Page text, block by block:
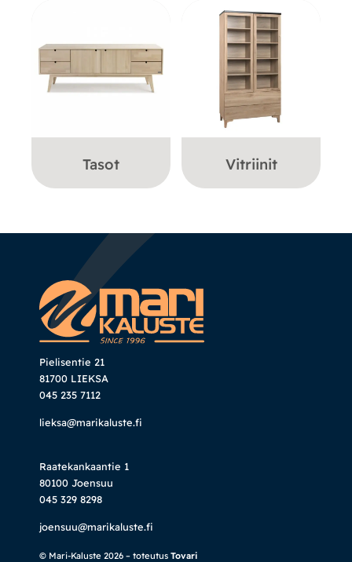
Tasot Vitriinit
Pielisentie 21
81700 LIEKSA
045 235 7112
lieksa@marikaluste.fi
Raatekankaantie 1
80100 Joensuu
045 329 8298
joensuu@marikaluste.fi
© Mari-Kaluste 2026 – toteutus Tovari